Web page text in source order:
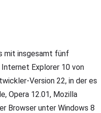
mit insgesamt fünf
Explorer 10 von
Version 22, in der es
Opera 12.01, Mozilla
Browser unter Windows 8